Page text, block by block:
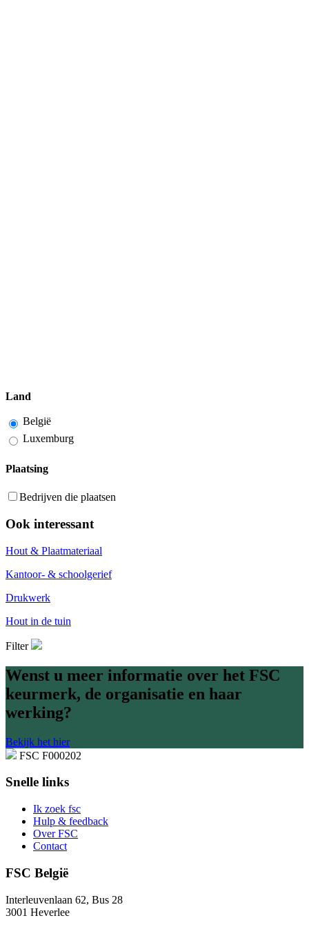
Land
België
Luxemburg
Plaatsing
Bedrijven die plaatsen
Ook interessant
Hout & Plaatmateriaal
Kantoor- & schoolgerief
Drukwerk
Hout in de tuin
Filter
Wenst u meer informatie over het FSC
keurmerk, de organisatie en haar
werking?
Bekijk het hier
FSC F000202
Snelle links
Ik zoek fsc
Hulp & feedback
Over FSC
Contact
FSC België
Interleuvenlaan 62, Bus 28
3001 Heverlee